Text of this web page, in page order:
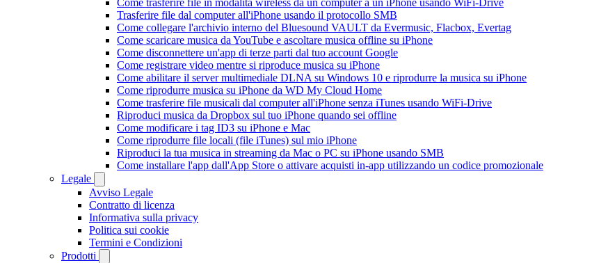
Come trasferire file in modalità wireless da un computer a un iPhone usando WiFi-Drive
Trasferire file dal computer all'iPhone usando il protocollo SMB
Come collegare l'archivio interno del Bluesound VAULT da Evermusic, Flacbox, Evertag
Come scaricare musica da YouTube e ascoltare musica offline su iPhone
Come disconnettere un'app di terze parti dal tuo account Google
Come registrare video mentre si riproduce musica su iPhone
Come abilitare il server multimediale DLNA su Windows 10 e riprodurre la musica su iPhone
Come riprodurre musica su iPhone da WD My Cloud Home
Come trasferire file musicali dal computer all'iPhone senza iTunes usando WiFi-Drive
Riproduci musica da Dropbox sul tuo iPhone quando sei offline
Come modificare i tag ID3 su iPhone e Mac
Come riprodurre file locali (file iTunes) sul mio iPhone
Riproduci la tua musica in streaming da Mac o PC su iPhone usando SMB
Come installare l'app dall'App Store o attivare acquisti in-app utilizzando un codice promozionale
Legale
Avviso Legale
Contratto di licenza
Informativa sulla privacy
Politica sui cookie
Termini e Condizioni
Prodotti